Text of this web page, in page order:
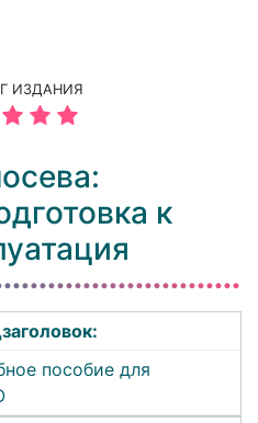
ИЗДАНИЯ
к
пособие для